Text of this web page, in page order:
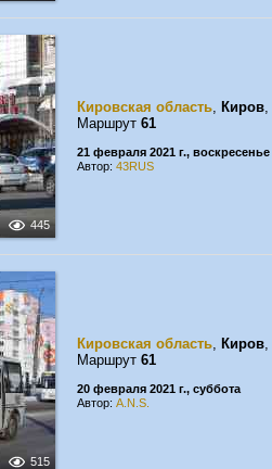
445
Кировская область, Киров,
Маршрут 61
21 февраля 2021 г., воскресенье
Автор: 43RUS
515
Кировская область, Киров,
Маршрут 61
20 февраля 2021 г., суббота
Автор: A.N.S.